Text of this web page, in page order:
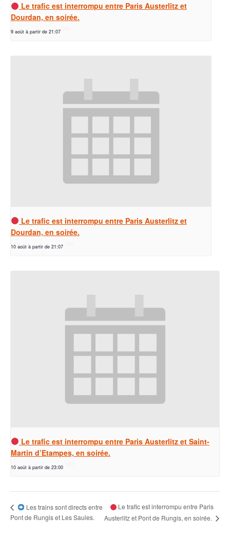
Le trafic est interrompu entre Paris Austerlitz et
Dourdan, en soirée.
9 août à partir de 21:07
Le trafic est interrompu entre Paris Austerlitz et
Dourdan, en soirée.
10 août à partir de 21:07
Le trafic est interrompu entre Paris Austerlitz et Saint-
Martin d’Etampes, en soirée.
10 août à partir de 23:00
Les trains sont directs entre
Pont de Rungis et Les Saules.
Le trafic est interrompu entre Paris
Austerlitz et Pont de Rungis, en soirée.